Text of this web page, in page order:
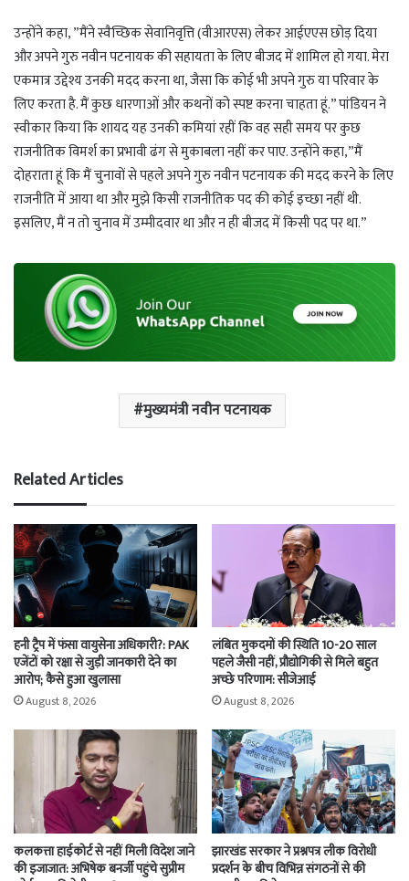
उन्होंने कहा, ”मैंने स्वैच्छिक सेवानिवृत्ति (वीआरएस) लेकर आईएएस छोड़ दिया
और अपने गुरु नवीन पटनायक की सहायता के लिए बीजद में शामिल हो गया. मेरा
एकमात्र उद्देश्य उनकी मदद करना था, जैसा कि कोई भी अपने गुरु या परिवार के
लिए करता है. मैं कुछ धारणाओं और कथनों को स्पष्ट करना चाहता हूं.” पांडियन ने
स्वीकार किया कि शायद यह उनकी कमियां रहीं कि वह सही समय पर कुछ
राजनीतिक विमर्श का प्रभावी ढंग से मुकाबला नहीं कर पाए. उन्होंने कहा,”मैं
दोहराता हूं कि मैं चुनावों से पहले अपने गुरु नवीन पटनायक की मदद करने के लिए
राजनीति में आया था और मुझे किसी राजनीतिक पद की कोई इच्छा नहीं थी.
इसलिए, मैं न तो चुनाव में उम्मीदवार था और न ही बीजद में किसी पद पर था.”
मुख्यमंत्री नवीन पटनायक
Related Articles
हनी ट्रैप में फंसा वायुसेना अधिकारी?: PAK
एजेंटों को रक्षा से जुड़ी जानकारी देने का
आरोप; कैसे हुआ खुलासा
August 8, 2026
लंबित मुकदमों की स्थिति 10-20 साल
पहले जैसी नहीं, प्रौद्योगिकी से मिले बहुत
अच्छे परिणाम: सीजेआई
August 8, 2026
कलकत्ता हाईकोर्ट से नहीं मिली विदेश जाने
की इजाजात: अभिषेक बनर्जी पहुंचे सुप्रीम
झारखंड सरकार ने प्रश्नपत्र लीक विरोधी
प्रदर्शन के बीच विभिन्न संगठनों से की